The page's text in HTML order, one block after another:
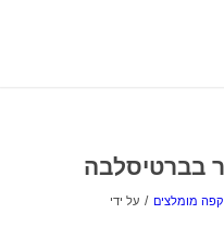
בברטיסלבה
מומלצים / על ידי